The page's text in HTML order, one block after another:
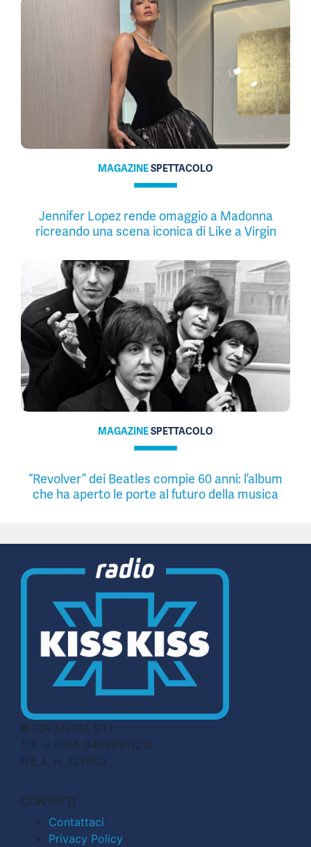
MAGAZINESPETTACOLO
Jennifer Lopez rende omaggio a Madonna
ricreando una scena iconica di Like a Virgin
MAGAZINESPETTACOLO
“Revolver” dei Beatles compie 60 anni: l’album
che ha aperto le porte al futuro della musica
© CN MEDIA S.r.l.
C.F. e P.IVA 04998911210
R.E.A. n. 727803
CONTATTI
Contattaci
Privacy Policy